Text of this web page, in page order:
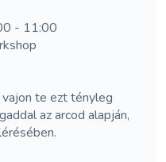
- 11:00
vajon te ezt tényleg
az arcod alapján,